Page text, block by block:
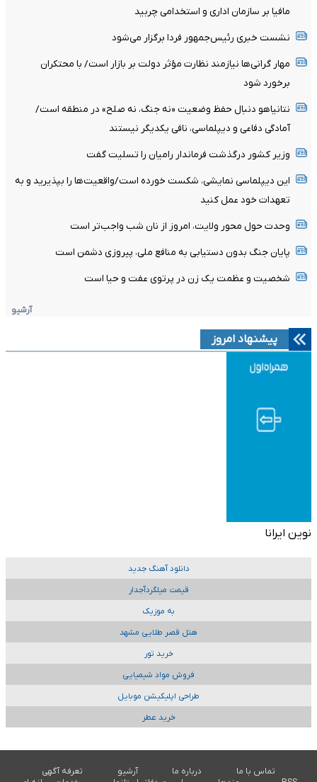
مافیا بر سازمان اداری و استخدامی چربید
نشست خبری رئیس‌جمهور فردا برگزار می‌شود
مهار گرانی‌ها نیازمند نظارت مؤثر دولت بر بازار است/ با محتکران
برخورد شود
نتانیاهو دنبال حفظ وضعیت «نه جنگ، نه صلح» در منطقه است/
آمادگی دفاعی و دیپلماسی، نافی یکدیگر نیستند
وزیر کشور درگذشت فرماندار رامیان را تسلیت گفت
این دیپلماسی نمایشی، شکست خورده است/واقعیت‌ها را بپذیرید و به
تعهدات خود عمل کنید
وحدت حول محور ولایت، امروز از نان شب واجب‌تر است
پایان جنگ بدون دستیابی به منافع ملی، پیروزی دشمن است
شخصیت و عظمت یک زن در پرتوی عفت و حیا است
آرشیو
پیشنهاد امروز
نوین ایرانا
دانلود آهنگ جدید
قیمت میلگردآجدار
به موزیک
هتل قصر طلایی مشهد
خرید تور
فروش مواد شیمیایی
طراحی اپلیکیشن موبایل
خرید عطر
تماس با ما درباره ما آرشیو
تعرفه آگهی